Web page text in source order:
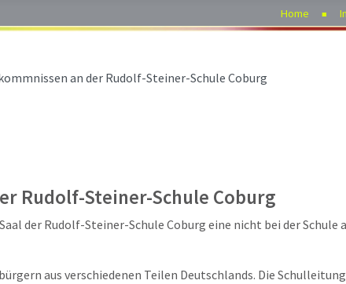
Home
an der Rudolf-Steiner-Schule Coburg
Rudolf-Steiner-Schule Coburg
der Rudolf-Steiner-Schule Coburg eine nicht bei der Schule
aus verschiedenen Teilen Deutschlands. Die